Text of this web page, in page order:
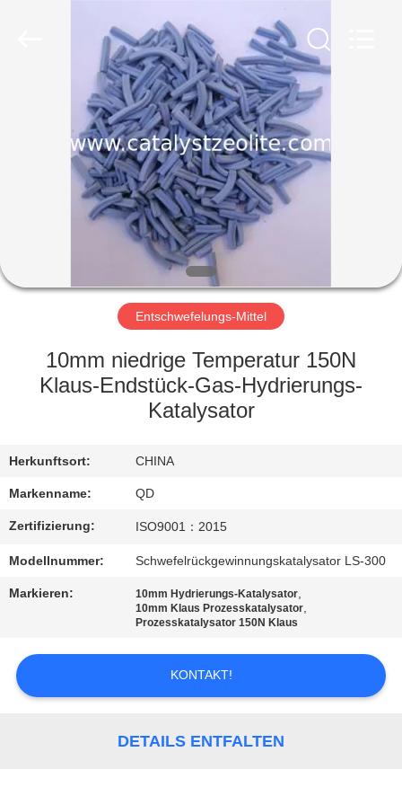
PRODUKTE
FABRIK-
AUSFLUG
QUALITÄTSKONTROLLE
SIE
MIT
UNS
IN
VERBINDUNG
FÄLLE
Entschwefelungs-Mittel
10mm niedrige Temperatur 150N
Klaus-Endstück-Gas-Hydrierungs-
Katalysator
Herkunftsort: CHINA
Markenname: QD
Zertifizierung: ISO9001：2015
Modellnummer: Schwefelrückgewinnungskatalysator LS-300
Markieren: 10mm Hydrierungs-Katalysator,
10mm Klaus Prozesskatalysator,
Prozesskatalysator 150N Klaus
KONTAKT!
DETAILS ENTFALTEN